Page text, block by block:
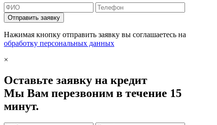
Отправить заявку
Нажимая кнопку отправить заявку вы соглашаетесь на
обработку персональных данных
×
Оставьте заявку на кредит
Мы Вам перезвоним в течение 15
минут.